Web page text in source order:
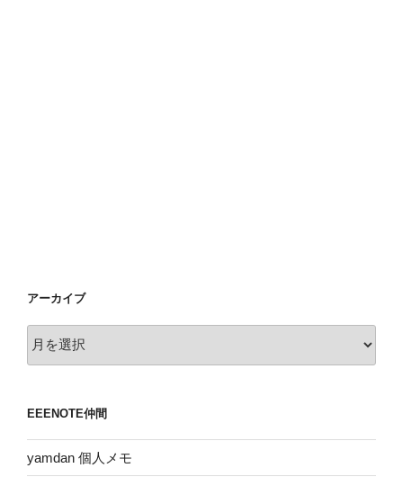
アーカイブ
ー
ブ
EEENOTE仲間
yamdan 個人メモ